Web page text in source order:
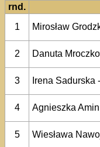
rnd.
1
Mirosław
2
Danuta
3
Irena Sadurska
4
Agnieszka Amin
5
Wiesława